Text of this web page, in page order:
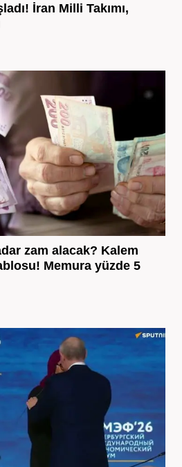
İran Milli Takımı,
zam alacak? Kalem
Memura yüzde 5